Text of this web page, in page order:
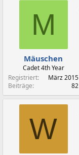
M
Mäuschen
Cadet 4th Year
Registriert
März 2015
Beiträge
82
W